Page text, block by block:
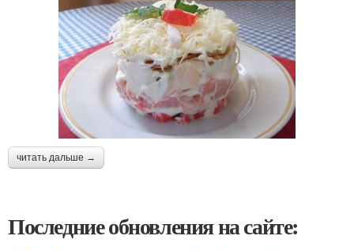
читать дальше →
Последние обновления на сайте: